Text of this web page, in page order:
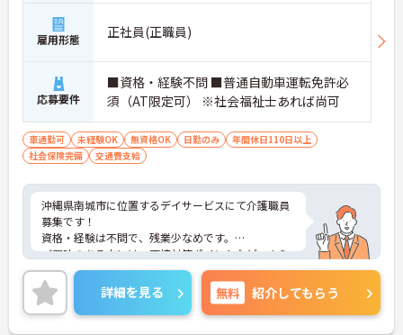
雇用形態 正社員(正職員)
応募要件
■資格・経験不問 ■普通自動車運転免許必
須（AT限定可） ※社会福祉士あれば尚可
車通勤可 未経験OK 無資格OK 日勤のみ
年間休日110日以上
社会保険完備
交通費支給
沖縄県南城市に位置するデイサービスにて介護職員
募集です！
資格・経験は不問で、残業少なめです。
ご興味のある方には、面接対策ポイントなど、さら
に詳細をお話しいたしますので、お気軽にご相談く
ださい。
詳細を見る 無料 紹介してもらう